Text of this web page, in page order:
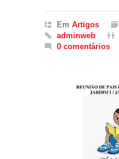
Em Artigos
adminweb
0 comentários